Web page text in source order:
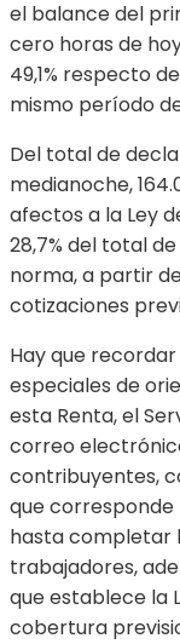
el balance del
cero horas de
49,1% respecto
mismo período
Del total de
medianoche,
afectos a la Ley
28,7% del total
norma, a partir
cotizaciones
Hay que
especiales de
esta Renta, el
correo
contribuyentes,
que
hasta completar
trabajadores,
que establece la
cobertura